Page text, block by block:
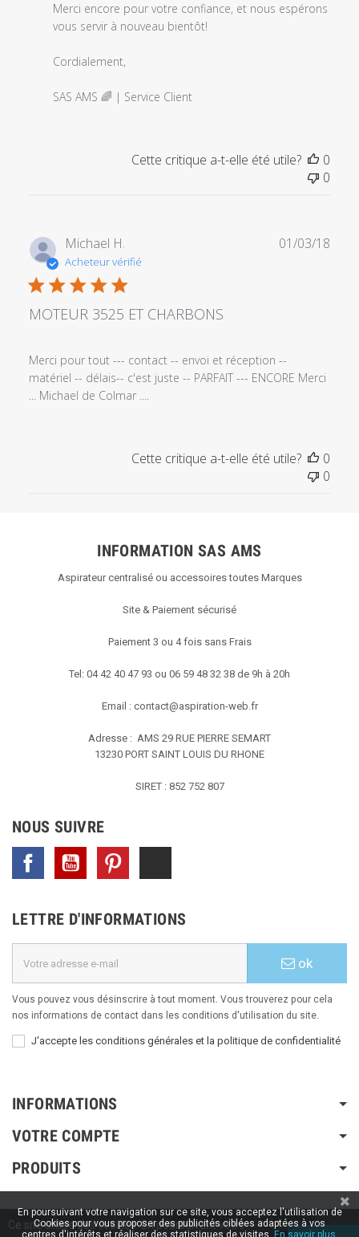
2023
Merci encore pour votre confiance, et nous espérons
vous servir à nouveau bientôt!
Cordialement,
SAS AMS 🌈 | Service Client
Cette critique a-t-elle été utile?
0
0
Michael H.
Acheteur vérifié
MOTEUR 3525 ET CHARBONS
Merci pour tout --- contact -- envoi et réception --
matériel -- délais-- c'est juste -- PARFAIT --- ENCORE Merci
... Michael de Colmar ....
01/03/18
Cette critique a-t-elle été utile?
0
0
INFORMATION SAS AMS
Aspirateur centralisé ou accessoires toutes Marques
Site & Paiement sécurisé
Paiement 3 ou 4 fois sans Frais
Tel: 04 42 40 47 93 ou 06 59 48 32 38 de 9h à 20h
Email : contact@aspiration-web.fr
Adresse : AMS 29 RUE PIERRE SEMART
13230 PORT SAINT LOUIS DU RHONE
SIRET : 852 752 807
NOUS SUIVRE
Facebook YouTube
LETTRE D'INFORMATIONS
ok
Vous pouvez vous désinscrire à tout moment. Vous trouverez pour cela
nos informations de contact dans les conditions d'utilisation du site.
J'accepte les conditions générales et la politique de confidentialité
INFORMATIONS
VOTRE COMPTE
PRODUITS
Copyright © 2020 / 2022 / 2023Aspiration-ams.fr| Fait par ESH-dev.fr
Ce site utilise des cookies. En poursuivant votre
En poursuivant votre navigation sur ce site, vous acceptez l'utilisation de
Cookies pour vous proposer des publicités ciblées adaptées à vos
centres d'intérêts et réaliser des statistiques de visites.
En savoir plus.